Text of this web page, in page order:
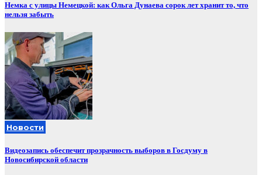
Немка с улицы Немецкой: как Ольга Дунаева сорок лет хранит то, что
нельзя забыть
Новости
Видеозапись обеспечит прозрачность выборов в Госдуму в
Новосибирской области